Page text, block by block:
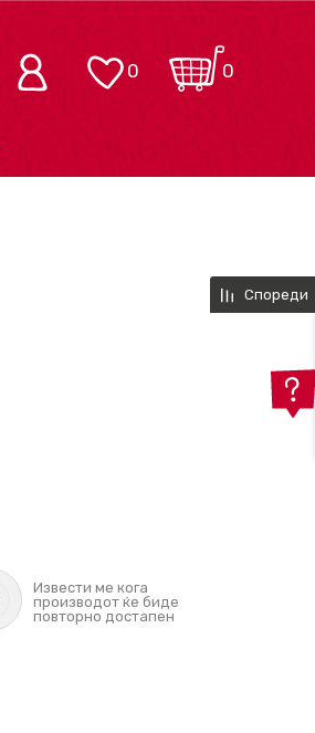
0
0
Извести ме кога
производот ќе биде
повторно достапен
Спореди